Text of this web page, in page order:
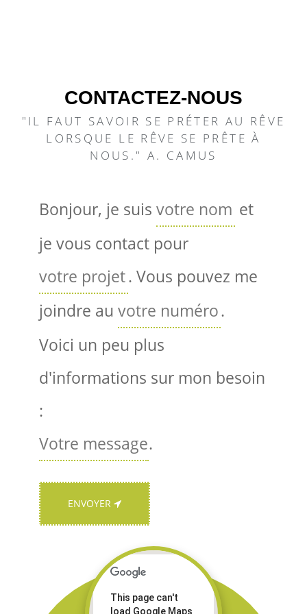
CONTACTEZ-NOUS
"IL FAUT SAVOIR SE PRÉTER AU RÊVE
LORSQUE LE RÊVE SE PRÊTE À
NOUS." A. CAMUS
Bonjour, je suis
et
je vous contact pour
. Vous pouvez me
joindre au
.
Voici un peu plus
d'informations sur mon besoin
:
.
ENVOYER
This page can't
load Google Maps